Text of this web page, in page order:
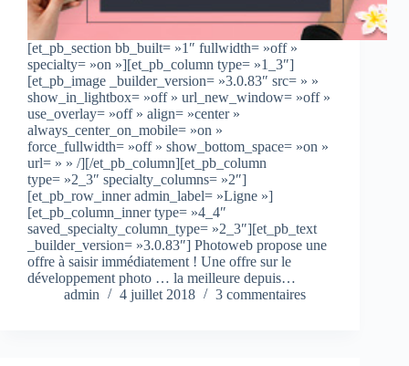
[et_pb_section bb_built= »1″ fullwidth= »off »
specialty= »on »][et_pb_column type= »1_3″]
[et_pb_image _builder_version= »3.0.83″ src= » »
show_in_lightbox= »off » url_new_window= »off »
use_overlay= »off » align= »center »
always_center_on_mobile= »on »
force_fullwidth= »off » show_bottom_space= »on »
url= » » /][/et_pb_column][et_pb_column
type= »2_3″ specialty_columns= »2″]
[et_pb_row_inner admin_label= »Ligne »]
[et_pb_column_inner type= »4_4″
saved_specialty_column_type= »2_3″][et_pb_text
_builder_version= »3.0.83″] Photoweb propose une
offre à saisir immédiatement ! Une offre sur le
développement photo … la meilleure depuis…
admin
4 juillet 2018 3 commentaires